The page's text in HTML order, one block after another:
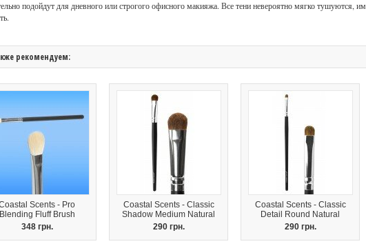
подойдут для дневного или строгого офисного макияжа. Все тени невероятно мягко тушуются,
рекомендуем:
Scents - Pro
Blending Fluff Brush
348 грн.
Coastal Scents - Classic
Shadow Medium Natural
290 грн.
Coastal Scents - Classic
Detail Round Natural
290 грн.